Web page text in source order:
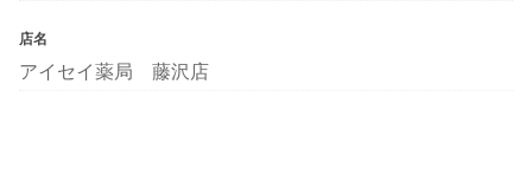
店名
アイセイ薬局 藤沢店